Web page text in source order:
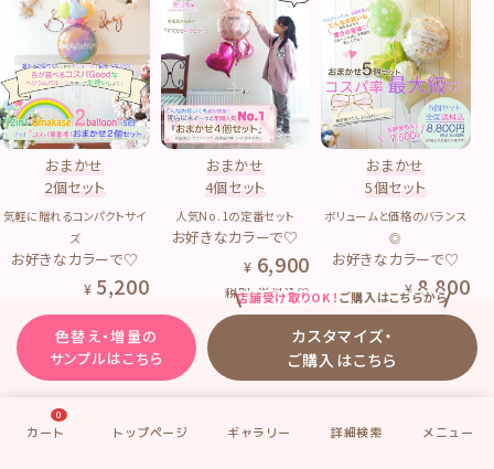
色替え・増量の
サンプルはこちら
店舗受け取りOK！ご購入はこちらから
カスタマイズ・
ご購入はこちら
おまかせ
2個セット
気軽に贈れるコンパクトサイ
ズ
お好きなカラーで♡
5,200
税別・送料込♡
おまかせ
4個セット
人気No.1の定番セット
お好きなカラーで♡
6,900
税別・送料込♡
おまかせ
5個セット
ボリュームと価格のバランス
◎
お好きなカラーで♡
8,800
税別・送料込♡
0